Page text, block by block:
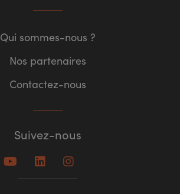
Suivez-nous
Qui sommes-nous ?
Nos partenaires
Contactez-nous